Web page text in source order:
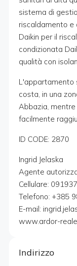
sistema di
riscaldamento e
Daikin per il
condizionata
qualità con
L'appartamento
costa, in una
Abbazia,
facilmente
ID CODE: 2870
Ingrid Jelaska
Agente
Cellulare:
Telefono: +385
E-mail:
www.ardor-
Indirizzo